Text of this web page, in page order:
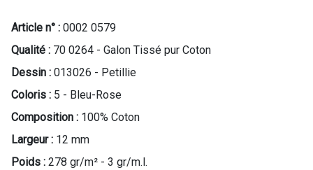
Article n° : 0002 0579
Qualité : 70 0264 - Galon Tissé pur Coton
Dessin : 013026 - Petillie
Coloris : 5 - Bleu-Rose
Composition : 100% Coton
Largeur : 12 mm
Poids : 278 gr/m² - 3 gr/m.l.